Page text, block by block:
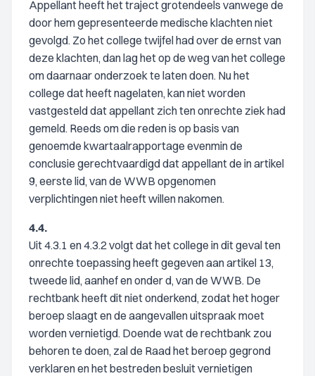
Appellant heeft het traject grotendeels vanwege de
door hem gepresenteerde medische klachten niet
gevolgd. Zo het college twijfel had over de ernst van
deze klachten, dan lag het op de weg van het college
om daarnaar onderzoek te laten doen. Nu het
college dat heeft nagelaten, kan niet worden
vastgesteld dat appellant zich ten onrechte ziek had
gemeld. Reeds om die reden is op basis van
genoemde kwartaalrapportage evenmin de
conclusie gerechtvaardigd dat appellant de in artikel
9, eerste lid, van de WWB opgenomen
verplichtingen niet heeft willen nakomen.
4.4.
Uit 4.3.1 en 4.3.2 volgt dat het college in dit geval ten
onrechte toepassing heeft gegeven aan artikel 13,
tweede lid, aanhef en onder d, van de WWB. De
rechtbank heeft dit niet onderkend, zodat het hoger
beroep slaagt en de aangevallen uitspraak moet
worden vernietigd. Doende wat de rechtbank zou
behoren te doen, zal de Raad het beroep gegrond
verklaren en het bestreden besluit vernietigen